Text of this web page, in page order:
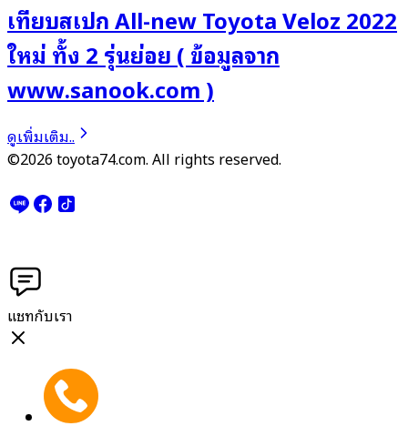
เทียบสเปก All-new Toyota Veloz 2022
ใหม่ ทั้ง 2 รุ่นย่อย ( ข้อมูลจาก
www.sanook.com )
ดูเพิ่มเติม..
©2026 toyota74.com. All rights reserved.
แชทกับเรา